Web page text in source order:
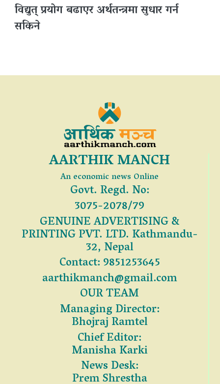
विद्युत् प्रयोग बढाएर अर्थतन्त्रमा सुधार गर्न
सकिने
AARTHIK MANCH
An economic news Online
Govt. Regd. No:
3075-2078/79
GENUINE ADVERTISING &
PRINTING PVT. LTD. Kathmandu-
32, Nepal
Contact: 9851253645
aarthikmanch@gmail.com
OUR TEAM
Managing Director:
Bhojraj Ramtel
Chief Editor:
Manisha Karki
News Desk:
Prem Shrestha